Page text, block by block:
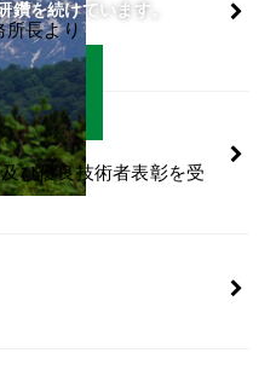
こちら
ちら
鑽を続けています。
長より
び優良技術者表彰を受